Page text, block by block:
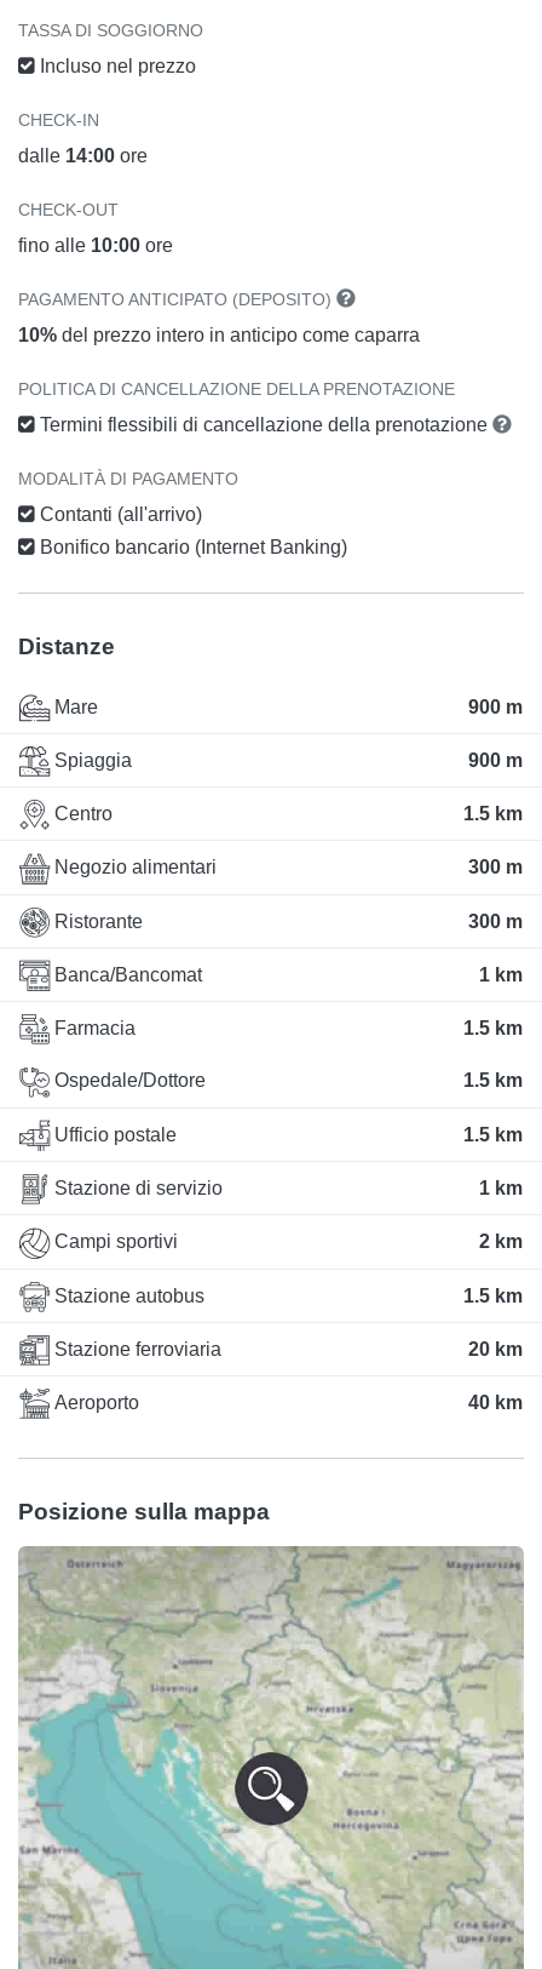
TASSA DI SOGGIORNO
Incluso nel prezzo
CHECK-IN
dalle 14:00 ore
CHECK-OUT
fino alle 10:00 ore
PAGAMENTO ANTICIPATO (DEPOSITO)
10% del prezzo intero in anticipo come caparra
POLITICA DI CANCELLAZIONE DELLA PRENOTAZIONE
Termini flessibili di cancellazione della prenotazione
MODALITÀ DI PAGAMENTO
Contanti (all'arrivo)
Bonifico bancario (Internet Banking)
Distanze
Mare 900 m
Spiaggia 900 m
Centro 1.5 km
Negozio alimentari 300 m
Ristorante 300 m
Banca/Bancomat 1 km
Farmacia 1.5 km
Ospedale/Dottore 1.5 km
Ufficio postale 1.5 km
Stazione di servizio 1 km
Campi sportivi 2 km
Stazione autobus 1.5 km
Stazione ferroviaria 20 km
Aeroporto 40 km
Posizione sulla mappa